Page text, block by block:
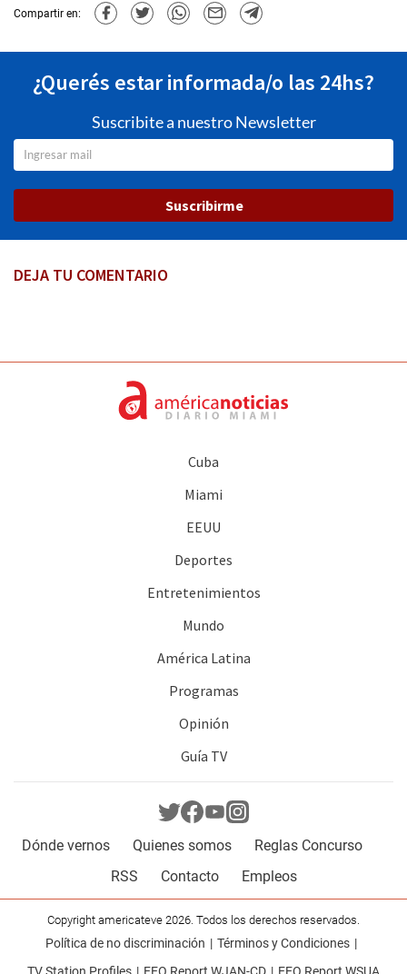
Compartir en:
¿Querés estar informada/o las 24hs?
Suscribite a nuestro Newsletter
Suscribirme
DEJA TU COMENTARIO
Cuba
Miami
EEUU
Deportes
Entretenimientos
Mundo
América Latina
Programas
Opinión
Guía TV
Dónde vernos Quienes somos
Reglas Concurso
RSS
Contacto Empleos
Copyright americateve 2026. Todos los derechos reservados.
Política de no discriminación
Términos y Condiciones